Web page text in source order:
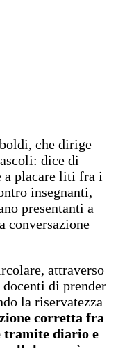
che dirige
dice di
a placare liti fra i
insegnanti,
presentanti a
conversazione
attraverso
di prender
la riservatezza
corretta fra
tramite diario e